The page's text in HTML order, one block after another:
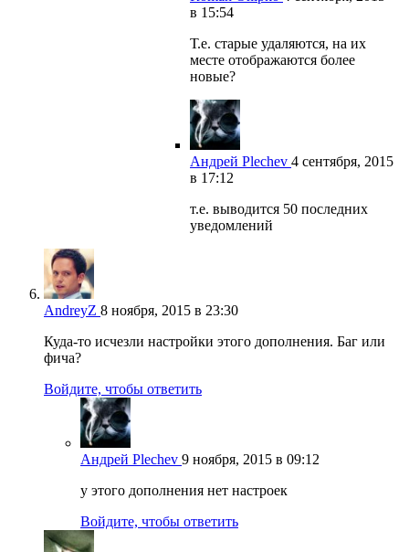
в 15:54
Т.е. старые удаляются, на их
месте отображаются более
новые?
Андрей Plechev 4 сентября, 2015
в 17:12
т.е. выводится 50 последних
уведомлений
AndreyZ 8 ноября, 2015 в 23:30
Куда-то исчезли настройки этого дополнения. Баг или
фича?
Войдите, чтобы ответить
Андрей Plechev 9 ноября, 2015 в 09:12
у этого дополнения нет настроек
Войдите, чтобы ответить